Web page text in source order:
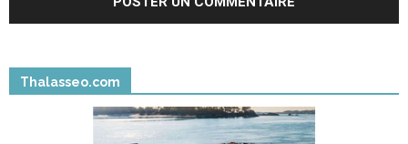
Thalasseo.com